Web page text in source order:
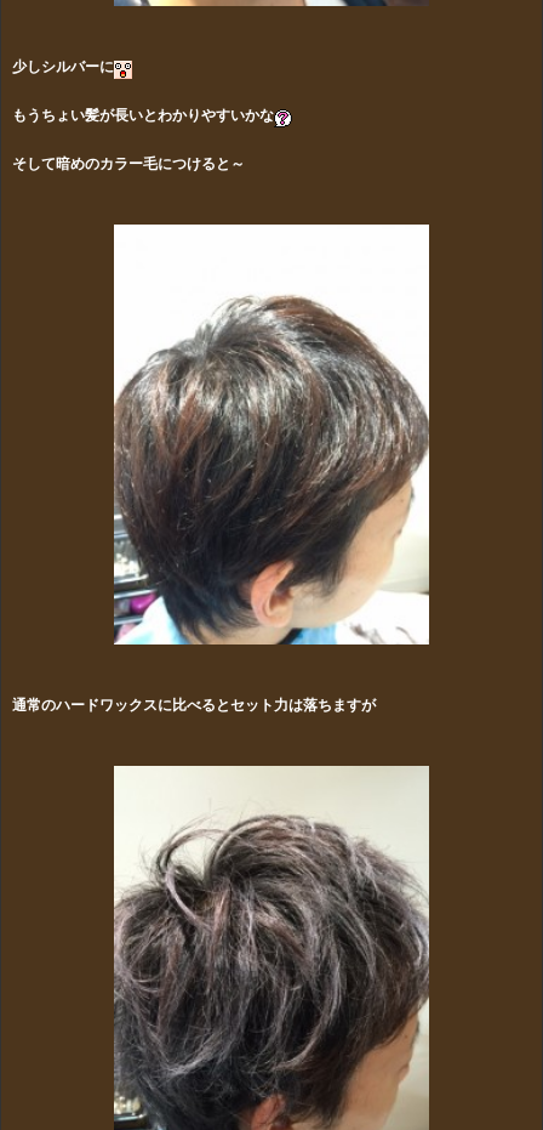
少しシルバーに
もうちょい髪が長いとわかりやすいかな
そして暗めのカラー毛につけると～
通常のハードワックスに比べるとセット力は落ちますが